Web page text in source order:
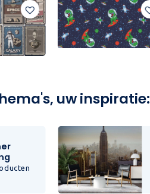
uw inspiratie: